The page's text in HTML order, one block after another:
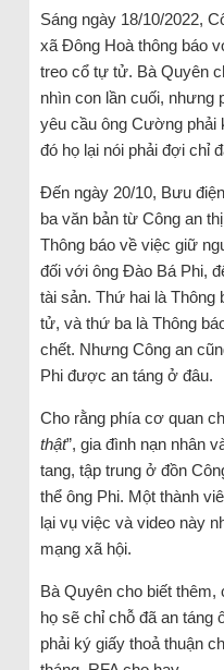
Sáng ngày 18/10/2022,
xã Đông Hoà thông báo
treo cổ tự tử. Bà Quyên
nhìn con lần cuối, nhưng
yêu cầu ông Cường
đó họ lại nói phải đợi chỉ
Đến ngày 20/10, Bưu
ba văn bản từ Công an
Thông báo về việc giữ
đối với ông Đào Bá Phi,
tài sản. Thứ hai là
tử, và thứ ba là Thông
chết. Nhưng Công an
Phi được an táng ở đâu.
Cho rằng phía cơ quan
thật”, gia đình nạn nhân
tang, tập trung ở đồn
thể ông Phi. Một thành
lại vụ việc và video này
mạng xã hội.
Bà Quyên cho biết thêm,
họ sẽ chỉ chỗ đã an táng
phải ký giấy thoả thuận